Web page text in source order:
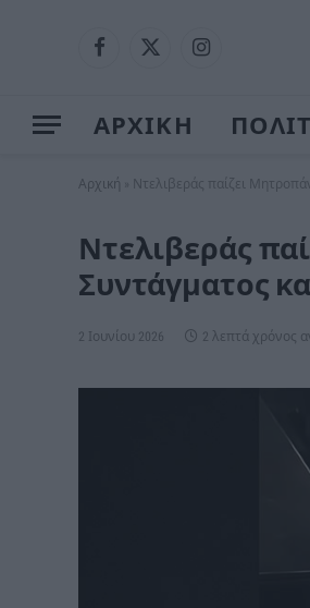
Facebook
X
Instagram
ΑΡΧΙΚΗ
Αρχική Ντελιβεράς παίζει
Ντελιβεράς
Συντάγματος
2 Ιουνίου 2026 2 λεπτά χρόνος